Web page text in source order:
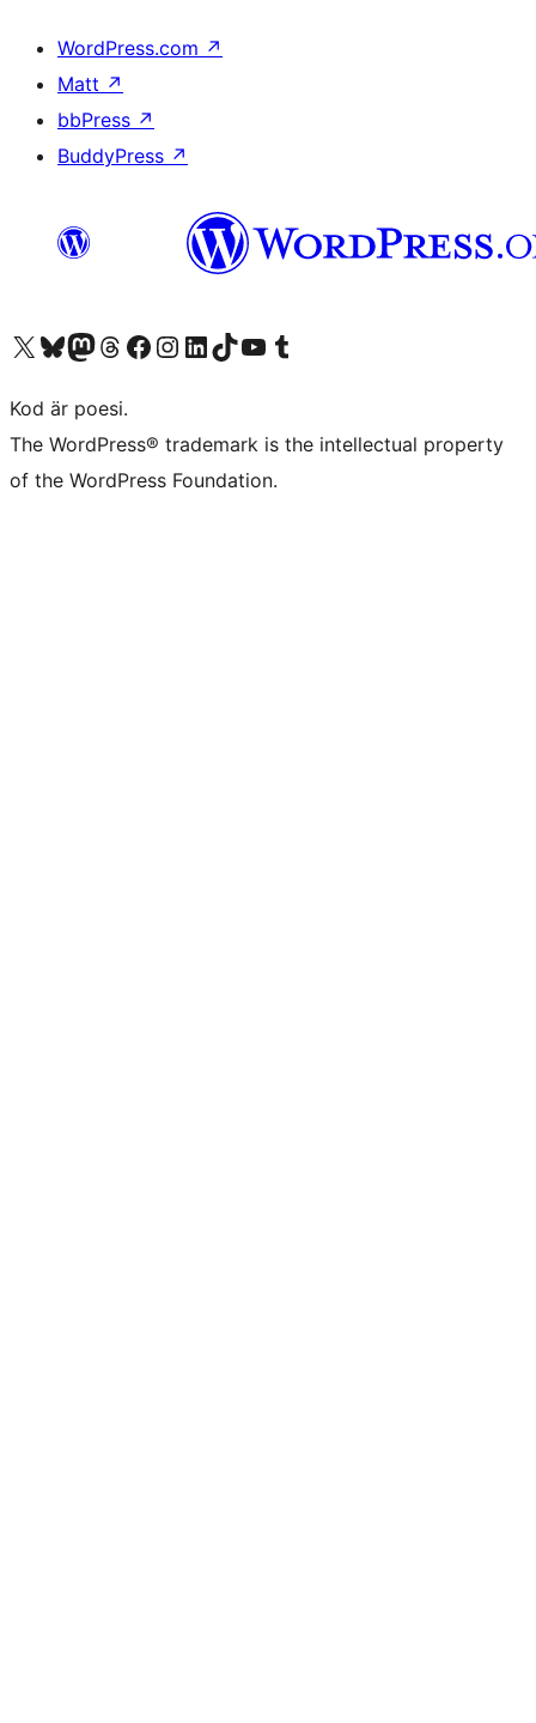
WordPress.com ↗
Matt ↗
bbPress ↗
BuddyPress ↗
Besök vår X-konto (f.d. Twitter)
Besök vårt Bluesky-konto
Besök vårt Mastodon-konto
Besök vårt Thread-konto
Besök vår Facebook-sidaBesök vårt Instagram-konto
Besök vårt LinkedIn-konto
Besök vårt TikTok-konto
Besök vår YouTube-kanalBesök vårt Tumblr-konto
Kod är poesi.
The WordPress® trademark is the intellectual property
of the WordPress Foundation.